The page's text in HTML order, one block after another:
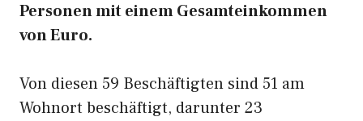
Personen mit einem Gesamteinkommen
von Euro.
Von diesen 59 Beschäftigten sind 51 am
Wohnort beschäftigt, darunter 23